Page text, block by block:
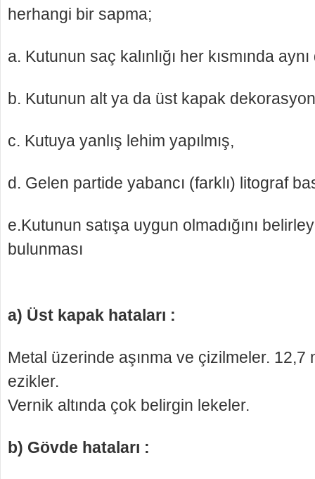
herhangi bir sapma;
a. Kutunun saç kalınlığı her kısmında
b. Kutunun alt ya da üst kapak
c. Kutuya yanlış lehim yapılmış,
d. Gelen partide yabancı (farklı) litograf
e.Kutunun satışa uygun olmadığını
bulunması
a) Üst kapak hataları :
Metal üzerinde aşınma ve çizilmeler. 12,7
ezikler.
Vernik altında çok belirgin lekeler.
b) Gövde hataları :